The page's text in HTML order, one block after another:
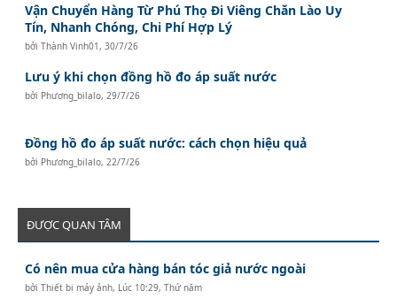
Vận Chuyển Hàng Từ Phú Thọ Đi Viêng Chăn Lào Uy
Tín, Nhanh Chóng, Chi Phí Hợp Lý
bởiThành Vinh01 ,30/7/26
Lưu ý khi chọn đồng hồ đo áp suất nước
bởi Phương_bilalo, 29/7/26
Đồng hồ đo áp suất nước: cách chọn hiệu quả
bởi Phương_bilalo, 22/7/26
ĐƯỢC QUAN TÂM
Có nên mua cửa hàng bán tóc giả nước ngoài
bởiThiết bị máy ảnh, Lúc 10:29, Thứ năm